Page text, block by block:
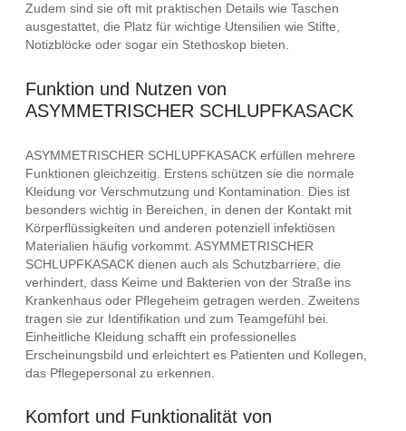
Zudem sind sie oft mit praktischen Details wie Taschen
ausgestattet, die Platz für wichtige Utensilien wie Stifte,
Notizblöcke oder sogar ein Stethoskop bieten.
Funktion und Nutzen von
ASYMMETRISCHER SCHLUPFKASACK
ASYMMETRISCHER SCHLUPFKASACK erfüllen mehrere
Funktionen gleichzeitig. Erstens schützen sie die normale
Kleidung vor Verschmutzung und Kontamination. Dies ist
besonders wichtig in Bereichen, in denen der Kontakt mit
Körperflüssigkeiten und anderen potenziell infektiösen
Materialien häufig vorkommt. ASYMMETRISCHER
SCHLUPFKASACK dienen auch als Schutzbarriere, die
verhindert, dass Keime und Bakterien von der Straße ins
Krankenhaus oder Pflegeheim getragen werden. Zweitens
tragen sie zur Identifikation und zum Teamgefühl bei.
Einheitliche Kleidung schafft ein professionelles
Erscheinungsbild und erleichtert es Patienten und Kollegen,
das Pflegepersonal zu erkennen.
Komfort und Funktionalität von